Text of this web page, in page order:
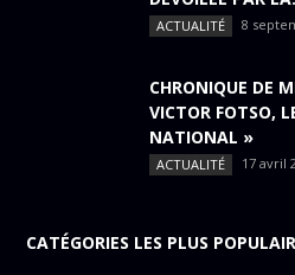
ACTUALITÉ 8
CHRONIQUE DE
VICTOR FOTSO,
NATIONAL »
ACTUALITÉ 17 avril
CATÉGORIES LES PLUS